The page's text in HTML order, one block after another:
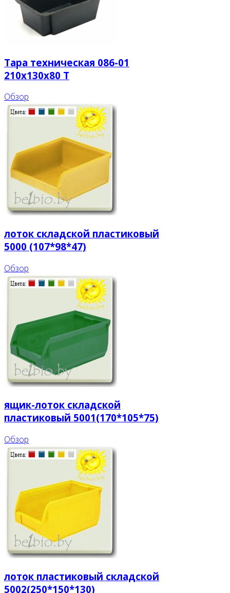
Тара техническая 086-01
210x130x80 T
Обзор
лоток складской пластиковый
5000 (107*98*47)
Обзор
ящик-лоток складской
пластиковый 5001(170*105*75)
Обзор
лоток пластиковый складской
5002(250*150*130)